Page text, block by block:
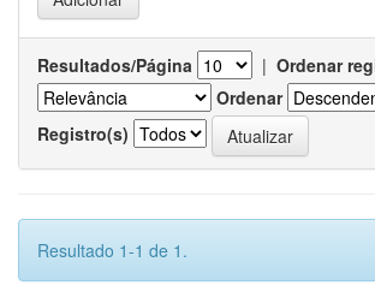
Resultados/Página | Ordenar
Ordenar
Registro(s)
Resultado 1-1 de 1.